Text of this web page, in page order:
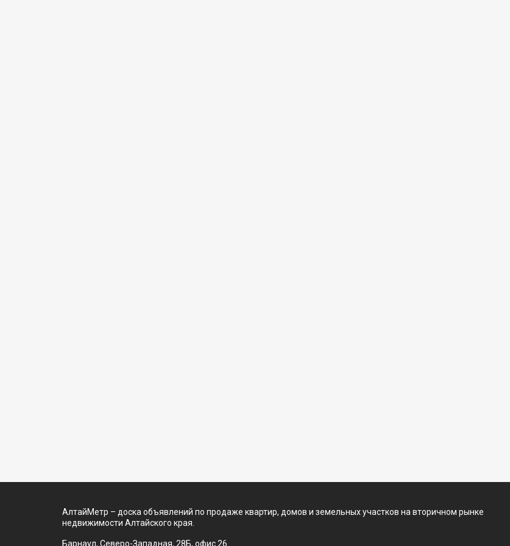
АлтайМетр – доска объявлений по продаже квартир, домов и земельных участков на вторичном рынке
недвижимости Алтайского края.
Барнаул, Северо-Западная, 28Б, офис 26